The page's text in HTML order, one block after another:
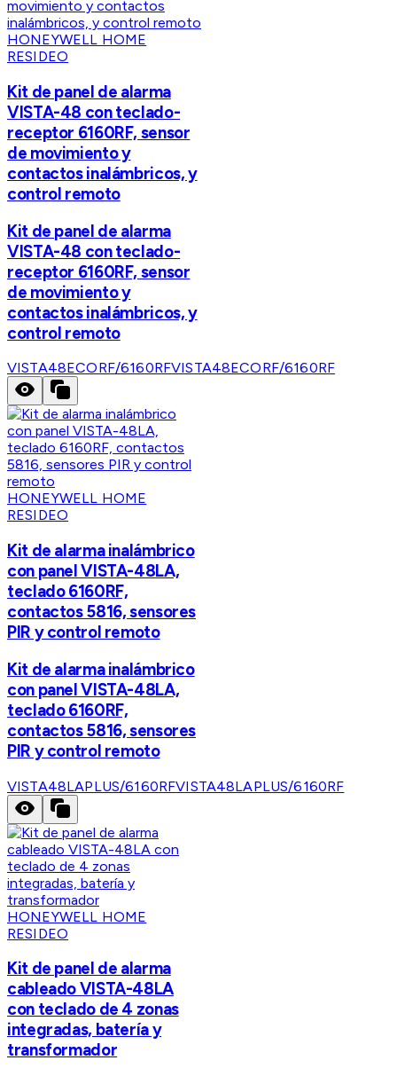
HONEYWELL HOME
RESIDEO
Kit de panel de alarma
VISTA-48 con teclado-
receptor 6160RF, sensor
de movimiento y
contactos inalámbricos, y
control remoto
Kit de panel de alarma
VISTA-48 con teclado-
receptor 6160RF, sensor
de movimiento y
contactos inalámbricos, y
control remoto
VISTA48ECORF/6160RFVISTA48ECORF/6160RF
HONEYWELL HOME
RESIDEO
Kit de alarma inalámbrico
con panel VISTA-48LA,
teclado 6160RF,
contactos 5816, sensores
PIR y control remoto
Kit de alarma inalámbrico
con panel VISTA-48LA,
teclado 6160RF,
contactos 5816, sensores
PIR y control remoto
VISTA48LAPLUS/6160RFVISTA48LAPLUS/6160RF
HONEYWELL HOME
RESIDEO
Kit de panel de alarma
cableado VISTA-48LA
con teclado de 4 zonas
integradas, batería y
transformador